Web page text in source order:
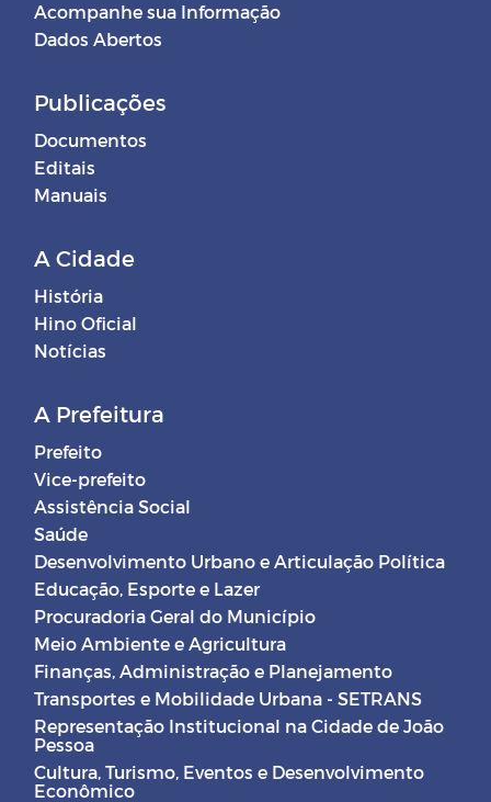
Acompanhe sua Informação
Dados Abertos
Publicações
Documentos
Editais
Manuais
A Cidade
História
Hino Oficial
Notícias
A Prefeitura
Prefeito
Vice-prefeito
Assistência Social
Saúde
Desenvolvimento Urbano e Articulação Política
Educação, Esporte e Lazer
Procuradoria Geral do Município
Meio Ambiente e Agricultura
Finanças, Administração e Planejamento
Transportes e Mobilidade Urbana - SETRANS
Representação Institucional na Cidade de João
Pessoa
Cultura, Turismo, Eventos e Desenvolvimento
Econômico